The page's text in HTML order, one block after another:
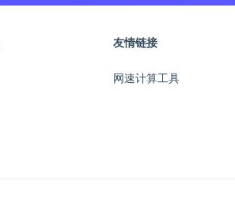
友情链接
网速计算工具